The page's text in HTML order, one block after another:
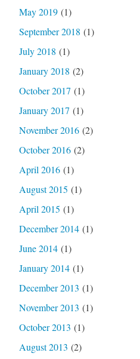
May 2019(1)
September 2018 (1)
July 2018 (1)
January 2018 (2)
October 2017 (1)
January 2017 (1)
November 2016(2)
October 2016(2)
April 2016(1)
August 2015 (1)
April 2015 (1)
December 2014(1)
June 2014(1)
January 2014(1)
December 2013 (1)
November 2013 (1)
October 2013 (1)
August 2013 (2)